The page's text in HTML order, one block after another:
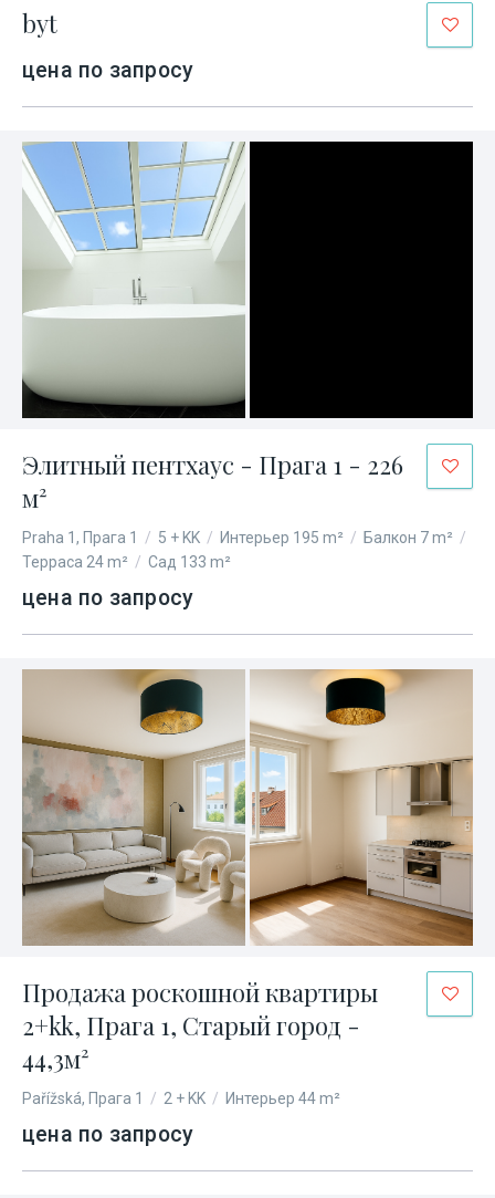
byt
цена по запросу
Элитный пентхаус - Прага 1 - 226
м²
Praha 1, Прага 1 / 5 + KK / Интерьер 195 m² / Балкон 7 m² /
Терраса 24 m² / Сад 133 m²
цена по запросу
Продажа роскошной квартиры
2+kk, Прага 1, Старый город -
44,3м²
Pařížská, Прага 1 / 2 + KK / Интерьер 44 m²
цена по запросу